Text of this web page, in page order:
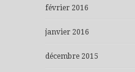
février 2016
janvier 2016
décembre 2015